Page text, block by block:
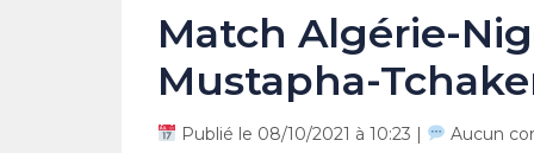
Match Algérie-
Mustapha-
Publié le 08/10/2021 à 10:23 | Aucun